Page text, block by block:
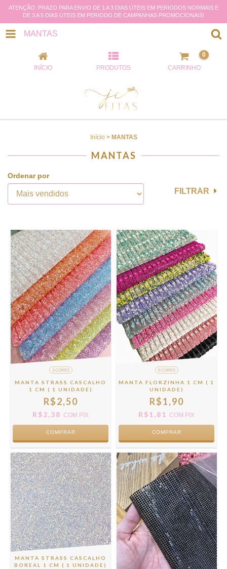
ATENÇÃO: PRAZO PARA ENVIO DE 1 A 3 DIAS ÚTEIS EM PERIODOS NORMAIS E
DE 3 A 5 DIAS UTEIS EM PERIODO DE CAMPANHAS PROMOCIONAIS!
MANTAS
INÍCIO PRODUTOS CARRINHO
0
Início > MANTAS
MANTAS
Ordenar por
FILTRAR
3 CORES
MANTA STRASS CASCALHO
1 CM ( 1 UNIDADE)
R$2,50
R$2,38 COM PIX
COMPRAR
6 CORES
MANTA FLORZINHA 1 CM ( 1
UNIDADE)
R$1,90
R$1,81 COM PIX
COMPRAR
MANTA STRASS CASCALHO
BOREAL 1 CM ( 1 UNIDADE)